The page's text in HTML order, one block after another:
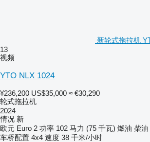
新轮式拖拉机
13
视频
YTO NLX 1024
¥236,200 US$35,000 ≈ €30,290
轮式拖拉机
2024
情况 新
欧元 Euro 2 功率 102 马力 (75 千瓦) 燃油 柴油
车桥配置 4x4 速度 38 千米/小时